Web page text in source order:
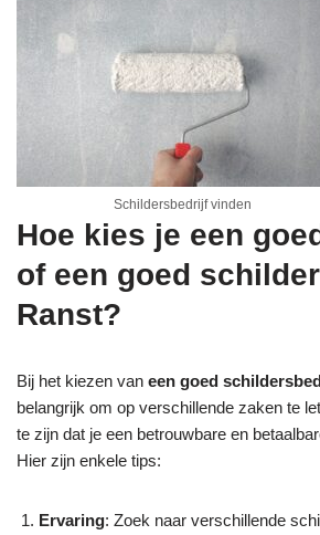
Schildersbedrijf vinden
Hoe kies je een
of een goed
Ranst?
Bij het kiezen van een goed
belangrijk om op verschillende zaken te
te zijn dat je een betrouwbare en
Hier zijn enkele tips:
Ervaring: Zoek naar verschillende